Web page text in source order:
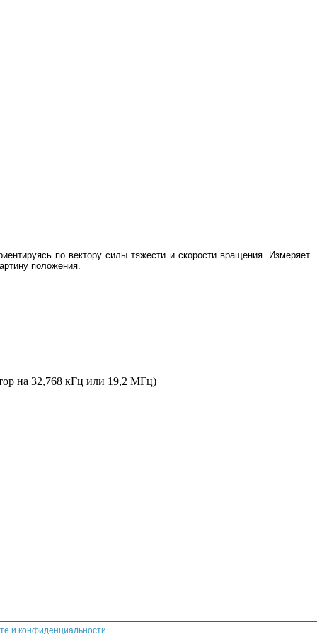
по вектору силы тяжести и скорости вращения. Измеряет
положения.
на 32,768 кГц или 19,2 МГц)
и конфиденциальности